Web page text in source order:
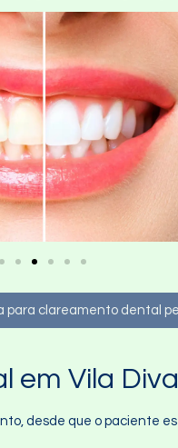
para clareamento dental
em Vila
desde que o paciente